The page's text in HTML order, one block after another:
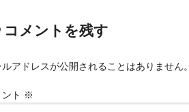
コメントを残す
ルアドレスが公開されることはありません。
ト ※